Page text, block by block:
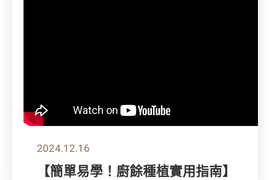
2024.12.16
【簡單易學！廚餘種植實用指南】